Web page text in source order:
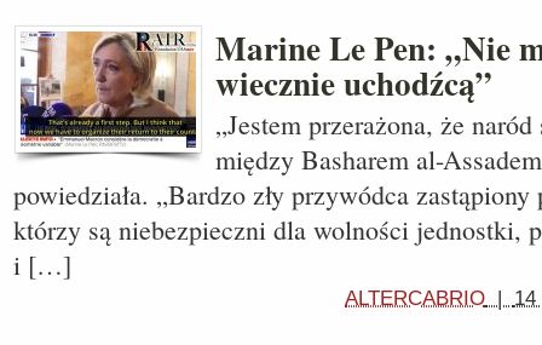
Marine Le Pen: „Nie
wiecznie uchodźcą”
„Jestem przerażona, że
między Basharem al-
powiedziała. „Bardzo zły przywódca
którzy są niebezpieczni dla wolności jednostki,
i […]
ALTERCABRIO | 14